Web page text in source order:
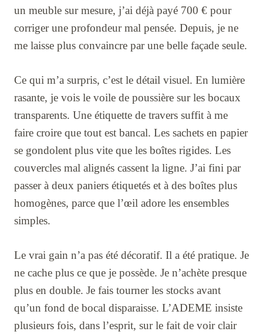
un meuble sur mesure, j’ai déjà payé 700 € pour
corriger une profondeur mal pensée. Depuis, je ne
me laisse plus convaincre par une belle façade seule.
Ce qui m’a surpris, c’est le détail visuel. En lumière
rasante, je vois le voile de poussière sur les bocaux
transparents. Une étiquette de travers suffit à me
faire croire que tout est bancal. Les sachets en papier
se gondolent plus vite que les boîtes rigides. Les
couvercles mal alignés cassent la ligne. J’ai fini par
passer à deux paniers étiquetés et à des boîtes plus
homogènes, parce que l’œil adore les ensembles
simples.
Le vrai gain n’a pas été décoratif. Il a été pratique. Je
ne cache plus ce que je possède. Je n’achète presque
plus en double. Je fais tourner les stocks avant
qu’un fond de bocal disparaisse. L’ADEME insiste
plusieurs fois, dans l’esprit, sur le fait de voir clair